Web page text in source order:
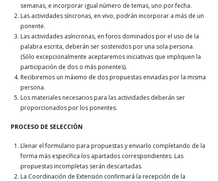
semanas, e incorporar igual número de temas, uno por fecha.
Las actividades síncronas, en vivo, podrán incorporar a más de un
ponente.
Las actividades asíncronas, en foros dominados por el uso de la
palabra escrita, deberán ser sostenidos por una sola persona.
(Sólo excepcionalmente aceptaremos iniciativas que impliquen la
participación de dos o más ponentes).
Recibiremos un máximo de dos propuestas enviadas por la misma
persona.
Los materiales necesarios para las actividades deberán ser
proporcionados por los ponentes.
PROCESO DE SELECCIÓN
Llenar el formulario para propuestas y enviarlo completando de la
forma más específica los apartados correspondientes. Las
propuestas incompletas serán descartadas.
La Coordinación de Extensión confirmará la recepción de la